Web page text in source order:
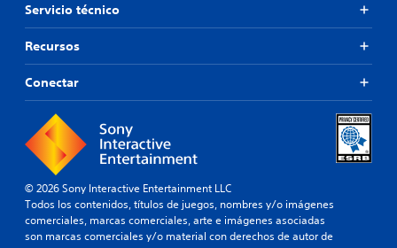
Servicio técnico
Recursos
Conectar
© 2026 Sony Interactive Entertainment LLC
Todos los contenidos, títulos de juegos, nombres y/o imágenes
comerciales, marcas comerciales, arte e imágenes asociadas
son marcas comerciales y/o material con derechos de autor de